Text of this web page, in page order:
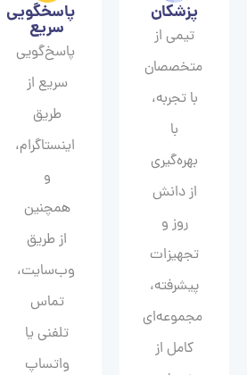
پزشکان
تیمی از
متخصصان
با تجربه،
با
بهره‌گیری
از دانش
روز و
تجهیزات
پیشرفته،
مجموعه‌ای
کامل از
پاسخگویی
سریع
پاسخ‌گویی
سریع از
طریق
اینستاگرام،
و
همچنین
از طریق
وب‌سایت،
تماس
تلفنی یا
واتساپ